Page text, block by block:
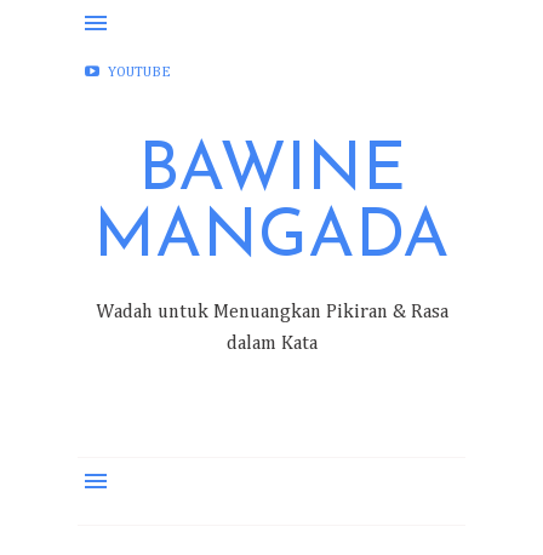
FACEBOOK
YOUTUBE
BAWINE
MANGADA
Wadah untuk Menuangkan Pikiran & Rasa
dalam Kata